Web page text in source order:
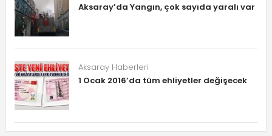
Aksaray’da Yangın, çok sayıda yaralı var
Aksaray Haberleri
1 Ocak 2016’da tüm ehliyetler değişecek